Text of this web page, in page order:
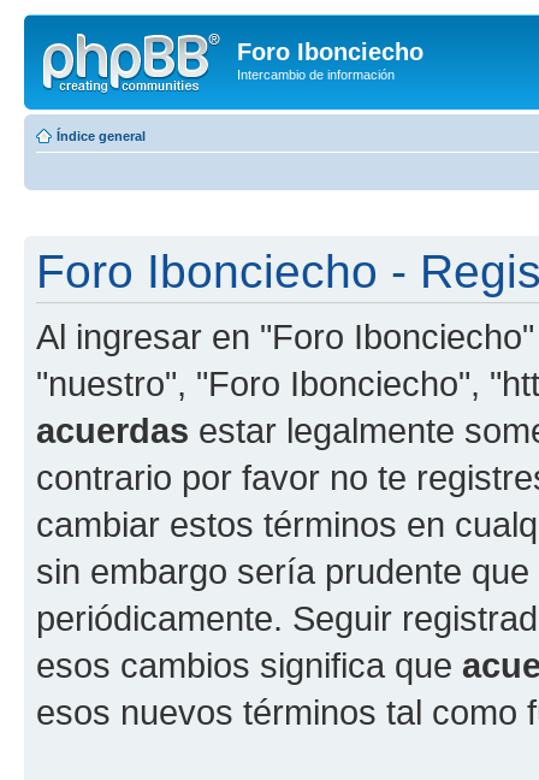
Foro Ibonciecho
Intercambio de información
Índice general
Foro Ibonciecho -
Al ingresar en "Foro
"nuestro", "Foro Ibonciecho",
acuerdas estar legalmente
contrario por favor no te
cambiar estos términos en
sin embargo sería prudente
periódicamente. Seguir
esos cambios significa que
esos nuevos términos tal como